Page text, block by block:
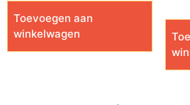
Toevoegen aan
winkelwagen